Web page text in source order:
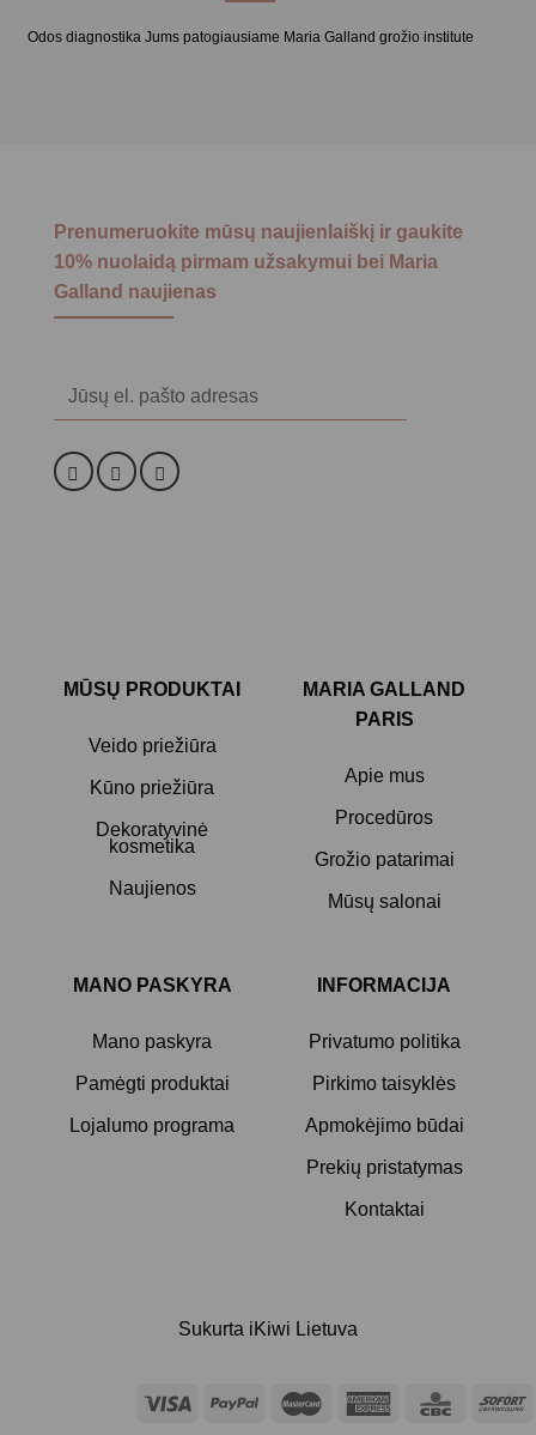
Odos diagnostika Jums patogiausiame Maria Galland grožio institute
Prenumeruokite mūsų naujienlaiškį ir gaukite
10% nuolaidą pirmam užsakymui bei Maria
Galland naujienas
MŪSŲ PRODUKTAI
Veido priežiūra
Kūno priežiūra
Dekoratyvinė
kosmetika
Naujienos
MARIA GALLAND
PARIS
Apie mus
Procedūros
Grožio patarimai
Mūsų salonai
MANO PASKYRA
Mano paskyra
Pamėgti produktai
Lojalumo programa
INFORMACIJA
Privatumo politika
Pirkimo taisyklės
Apmokėjimo būdai
Prekių pristatymas
Kontaktai
Sukurta iKiwi Lietuva